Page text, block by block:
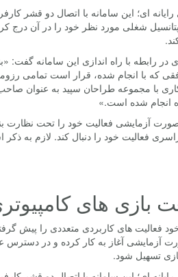
ای؛ این سامانه با اتصال دو قشر
شغلی مورد نظر خود را در آن درج
ای در رابطه با راه اندازی این سامانه
که با انجام شده، قرار است تمامی
با مجموعه طراحان سپید به عنوان صاحب
انجام شده است.»
آزمایشی فعالیت خود را تحت نظارت
فعالیت خود را دنبال کند. لازم به ذکر
بازی های
فعالیت های کاربردی متعددی را پیش
آزمایشی آغاز به کار کرده و در
تسهیل شود.